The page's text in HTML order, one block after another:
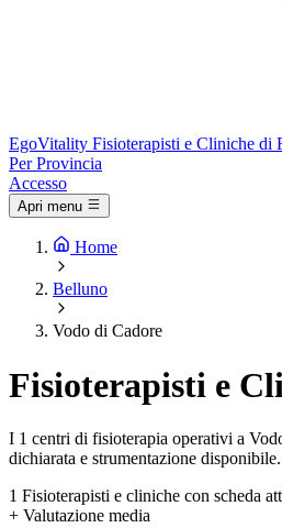
EgoVitality Fisioterapisti e Cliniche di
Per Provincia
Accesso
Apri menu
Home
Belluno
Vodo di Cadore
Fisioterapisti e
I 1 centri di fisioterapia operativi a
dichiarata e strumentazione disponibile.
1 Fisioterapisti e cliniche con scheda
+ Valutazione media